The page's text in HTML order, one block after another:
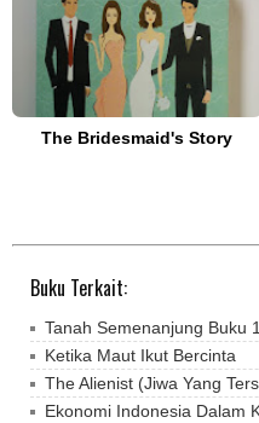
The Bridesmaid's Story
Buku Terkait:
Tanah Semenanjung Buku
Ketika Maut Ikut Bercinta
The Alienist (Jiwa Yang
Ekonomi Indonesia Dalam